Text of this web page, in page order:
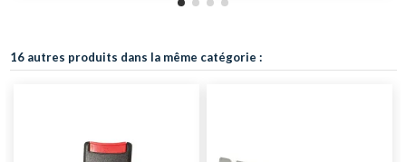
16 autres produits dans la même catégorie :